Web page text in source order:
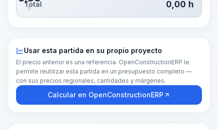
h
Total 0,00 h
Usar esta partida en su propio proyecto
El precio anterior es una referencia. OpenConstructionERP le
permite reutilizar esta partida en un presupuesto completo —
con sus precios regionales, cantidades y márgenes.
Calcular en OpenConstructionERP